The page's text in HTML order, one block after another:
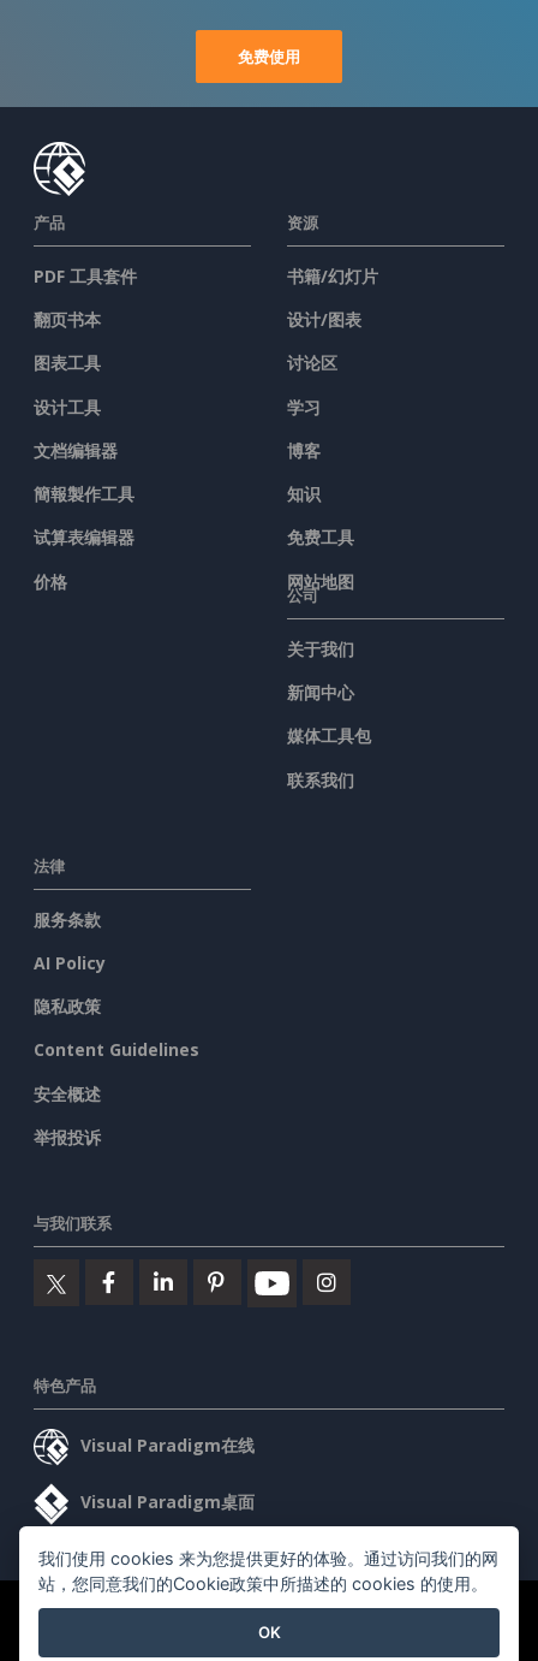
免费使用
产品
PDF 工具套件
翻页书本
图表工具
设计工具
文档编辑器
簡報製作工具
试算表编辑器
价格
资源
书籍/幻灯片
设计/图表
讨论区
学习
博客
知识
免费工具
网站地图
公司
关于我们
新闻中心
媒体工具包
联系我们
法律
服务条款
AI Policy
隐私政策
Content Guidelines
安全概述
举报投诉
与我们联系
特色产品
Visual Paradigm在线
Visual Paradigm桌面
©2026 by Visual Paradigm. 版权所有。
我们使用 cookies 来为您提供更好的体验。通过访问我们的网
站，您同意我们的Cookie政策中所描述的 cookies 的使用。
OK